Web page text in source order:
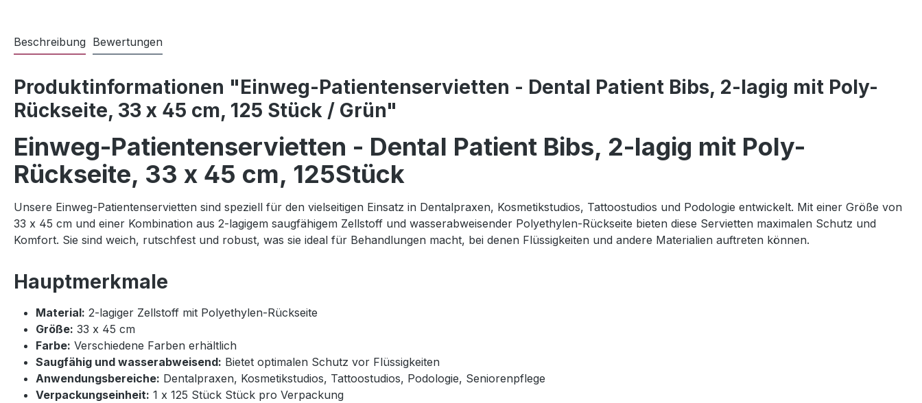
Beschreibung Bewertungen
Produktinformationen "Einweg-Patientenservietten - Dental Patient Bibs, 2-lagig mit Poly-
Rückseite, 33 x 45 cm, 125 Stück / Grün"
Einweg-Patientenservietten - Dental Patient Bibs, 2-lagig mit Poly-
Rückseite, 33 x 45 cm, 125Stück
Unsere Einweg-Patientenservietten sind speziell für den vielseitigen Einsatz in Dentalpraxen, Kosmetikstudios, Tattoostudios und Podologie entwickelt. Mit einer Größe von
33 x 45 cm und einer Kombination aus 2-lagigem saugfähigem Zellstoff und wasserabweisender Polyethylen-Rückseite bieten diese Servietten maximalen Schutz und
Komfort. Sie sind weich, rutschfest und robust, was sie ideal für Behandlungen macht, bei denen Flüssigkeiten und andere Materialien auftreten können.
Hauptmerkmale
Material: 2-lagiger Zellstoff mit Polyethylen-Rückseite
Größe: 33 x 45 cm
Farbe: Verschiedene Farben erhältlich
Saugfähig und wasserabweisend: Bietet optimalen Schutz vor Flüssigkeiten
Anwendungsbereiche: Dentalpraxen, Kosmetikstudios, Tattoostudios, Podologie, Seniorenpflege
Verpackungseinheit: 1 x 125 Stück Stück pro Verpackung